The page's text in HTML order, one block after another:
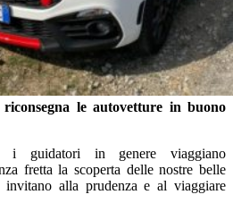
le autovetture in buono
i guidatori in genere viaggiano
fretta la scoperta delle nostre belle
invitano alla prudenza e al viaggiare